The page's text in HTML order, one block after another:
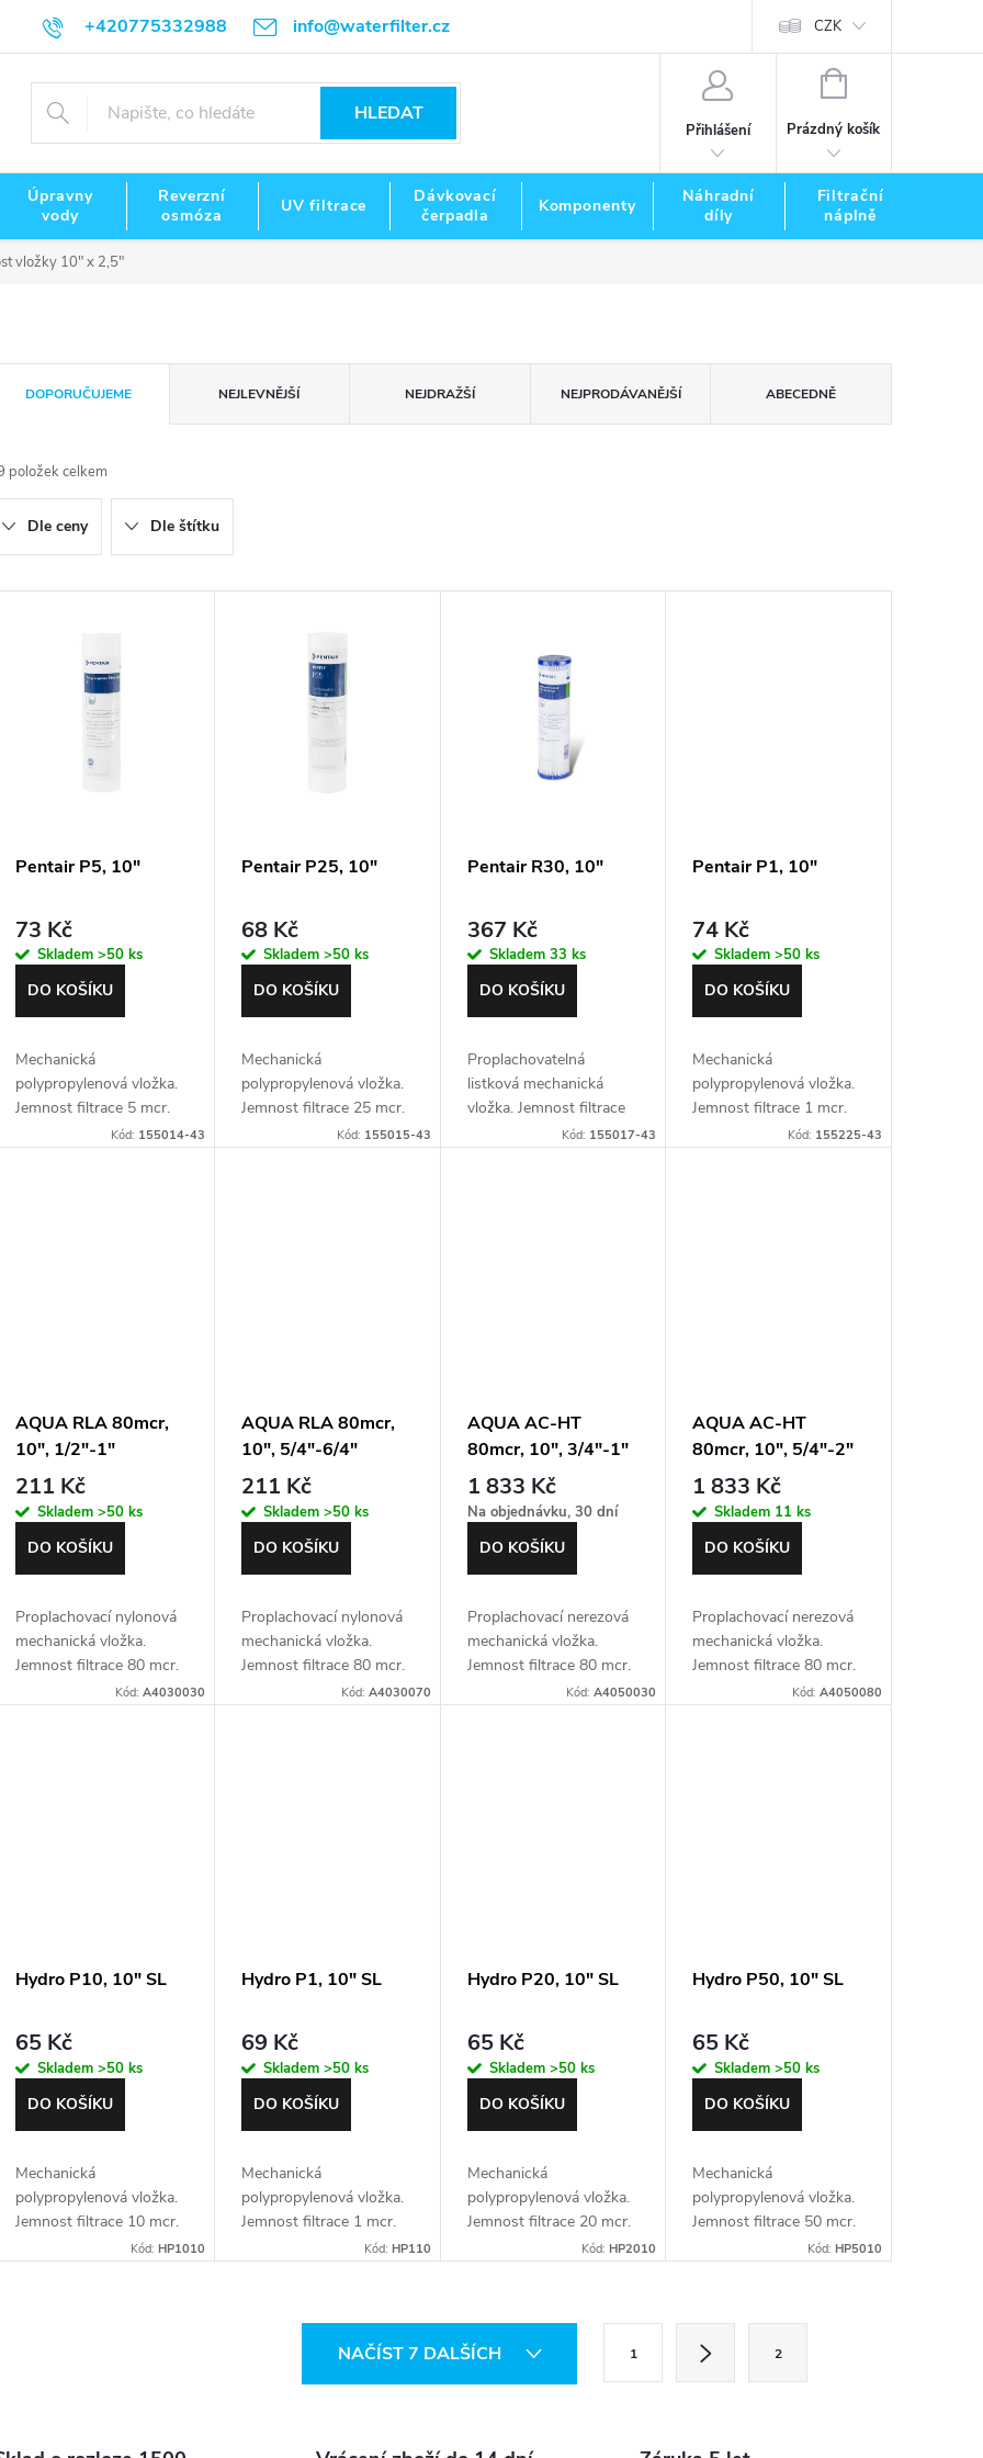
+420775332988 info@waterfilter.cz CZK
HLEDAT
Přihlášení
NÁKUPNÍ
Prázdný košík
Úpravny
vody
Reverzní
osmóza
UV filtrace
Dávkovací
čerpadla
Komponenty
Náhradní
díly
Filtrační
náplně
vložky 10" x 2,5"
DOPORUČUJEME NEJLEVNĚJŠÍ NEJDRAŽŠÍ NEJPRODÁVANĚJŠÍ ABECEDNĚ
položek celkem
Dle ceny Dle štítku
Pentair P5, 10"
73 Kč
Skladem >50 ks
DO KOŠÍKU
Mechanická
polypropylenová vložka.
Jemnost filtrace 5 mcr.
Pro 10" filtry typu SL
Kód: 155014-43
Pentair P25, 10"
68 Kč
Skladem >50 ks
DO KOŠÍKU
Mechanická
polypropylenová vložka.
Jemnost filtrace 25 mcr.
Pro 10" filtry typu SL
Kód: 155015-43
Pentair R30, 10"
367 Kč
Skladem 33 ks
DO KOŠÍKU
Proplachovatelná
listková mechanická
vložka. Jemnost filtrace
30 mcr. Pro 10" filtry
Kód: 155017-43
Pentair P1, 10"
74 Kč
Skladem>50 ks
DO KOŠÍKU
Mechanická
polypropylenová vložka.
Jemnost filtrace 1 mcr.
Pro 10" filtry typu SL
Kód: 155225-43
AQUA RLA 80mcr,
10", 1/2"-1"
211 Kč
Skladem >50 ks
DO KOŠÍKU
Proplachovací nylonová
mechanická vložka.
Jemnost filtrace 80 mcr.
Pro 10" filtry typu SL s
Kód: A4030030
AQUA RLA 80mcr,
10", 5/4"-6/4"
211 Kč
Skladem >50 ks
DO KOŠÍKU
Proplachovací nylonová
mechanická vložka.
Jemnost filtrace 80 mcr.
Pro 10" filtry typu SL s
Kód: A4030070
AQUA AC-HT
80mcr, 10", 3/4"-1"
1 833 Kč
Na objednávku, 30 dní
DO KOŠÍKU
Proplachovací nerezová
mechanická vložka.
Jemnost filtrace 80 mcr.
Pro 10" filtry typu SL s
Kód:A4050030
AQUA AC-HT
80mcr, 10", 5/4"-2"
1 833 Kč
Skladem 11 ks
DO KOŠÍKU
Proplachovací nerezová
mechanická vložka.
Jemnost filtrace 80 mcr.
Pro 10" filtry typu SL s
Kód: A4050080
Hydro P10, 10" SL
65 Kč
Skladem >50 ks
DO KOŠÍKU
Mechanická
polypropylenová vložka.
Jemnost filtrace 10 mcr.
Pro 10" filtry typu SL
Kód: HP1010
Hydro P1, 10" SL
69 Kč
Skladem >50 ks
DO KOŠÍKU
Mechanická
polypropylenová vložka.
Jemnost filtrace 1 mcr.
Pro 10" filtry typu SL
Kód: HP110
Hydro P20, 10" SL
65 Kč
Skladem >50 ks
DO KOŠÍKU
Mechanická
polypropylenová vložka.
Jemnost filtrace 20 mcr.
Pro 10" filtry typu SL
Kód:HP2010
Hydro P50, 10" SL
65 Kč
Skladem>50 ks
DO KOŠÍKU
Mechanická
polypropylenová vložka.
Jemnost filtrace 50 mcr.
Pro 10" filtry typu SL
Kód: HP5010
NAČÍST 7 DALŠÍCH 1 2